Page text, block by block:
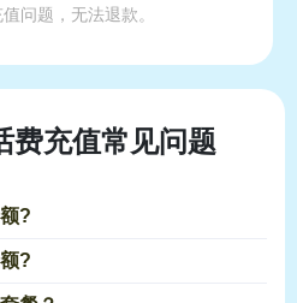
问题，无法退款。
费充值常见问题
?
?